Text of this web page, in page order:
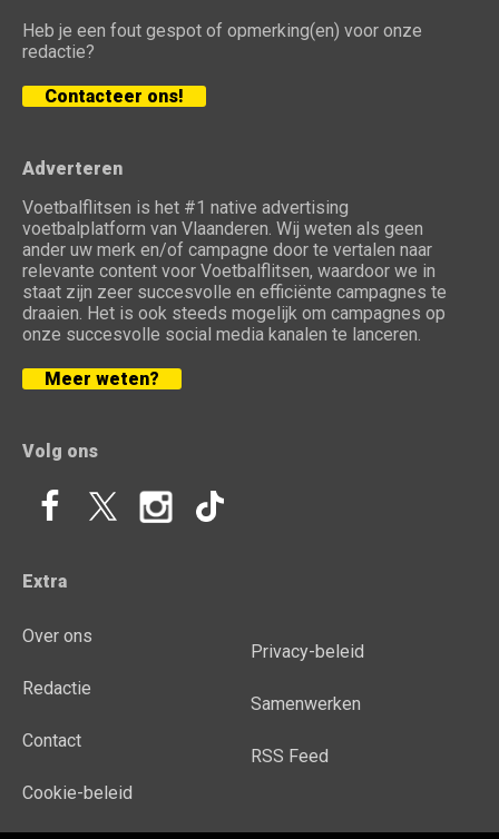
Heb je een fout gespot of opmerking(en) voor onze
redactie?
Contacteer ons!
Adverteren
Voetbalflitsen is het #1 native advertising
voetbalplatform van Vlaanderen. Wij weten als geen
ander uw merk en/of campagne door te vertalen naar
relevante content voor Voetbalflitsen, waardoor we in
staat zijn zeer succesvolle en efficiënte campagnes te
draaien. Het is ook steeds mogelijk om campagnes op
onze succesvolle social media kanalen te lanceren.
Meer weten?
Volg ons
Extra
Over ons
Redactie
Contact
Cookie-beleid
Privacy-beleid
Samenwerken
RSS Feed